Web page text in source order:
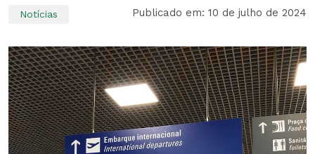
Notícias Publicado em: 10 de julho de 2024